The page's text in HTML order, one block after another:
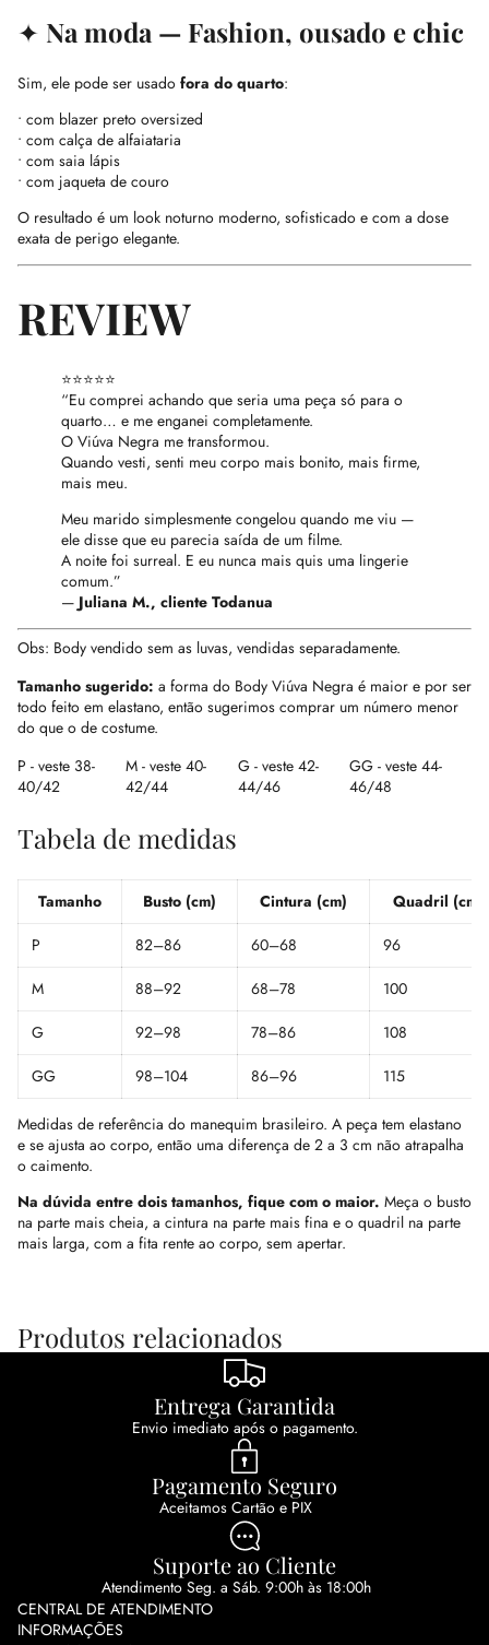
✦ Na moda — Fashion, ousado e chic
Sim, ele pode ser usado fora do quarto:
• com blazer preto oversized
• com calça de alfaiataria
• com saia lápis
• com jaqueta de couro
O resultado é um look noturno moderno, sofisticado e com a dose
exata de perigo elegante.
REVIEW
⭐⭐⭐⭐⭐
“Eu comprei achando que seria uma peça só para o
quarto… e me enganei completamente.
O Viúva Negra me transformou.
Quando vesti, senti meu corpo mais bonito, mais firme,
mais meu.
Meu marido simplesmente congelou quando me viu —
ele disse que eu parecia saída de um filme.
A noite foi surreal. E eu nunca mais quis uma lingerie
comum.”
— Juliana M., cliente Todanua
Obs: Body vendido sem as luvas, vendidas separadamente.
Tamanho sugerido: a forma do Body Viúva Negra é maior e por ser
todo feito em elastano, então sugerimos comprar um número menor
do que o de costume.
P - veste 38-
40/42
M - veste 40-
42/44
G - veste 42-
44/46
GG - veste 44-
46/48
Tabela de medidas
Tamanho Busto (cm) Cintura (cm)
Quadril (cm)
P
82–86 60–68
96
M
88–92 68–78
100
G
92–98 78–86
108
GG
98–104 86–96 115
Medidas de referência do manequim brasileiro. A peça tem elastano
e se ajusta ao corpo, então uma diferença de 2 a 3 cm não atrapalha
o caimento.
Na dúvida entre dois tamanhos, fique com o maior. Meça o busto
na parte mais cheia, a cintura na parte mais fina e o quadril na parte
mais larga, com a fita rente ao corpo, sem apertar.
Produtos relacionados
Entrega Garantida
Envio imediato após o pagamento.
Pagamento Seguro
Aceitamos Cartão e PIX
Suporte ao Cliente
Atendimento Seg. a Sáb. 9:00h às 18:00h
CENTRAL DE ATENDIMENTO
INFORMAÇÕES